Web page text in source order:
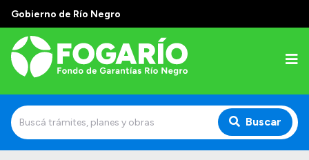
Gobierno de Río Negro
Buscar